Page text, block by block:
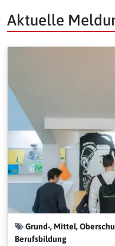
Aktuelle
Grund-, Mittel,
Berufsbildung